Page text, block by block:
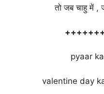
तो जब चाहु में ,
pyaar
valentine day